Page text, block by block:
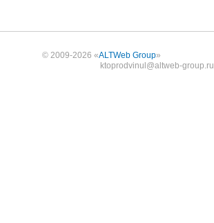
© 2009-2026 «ALTWeb Group»
ktoprodvinul@altweb-group.ru